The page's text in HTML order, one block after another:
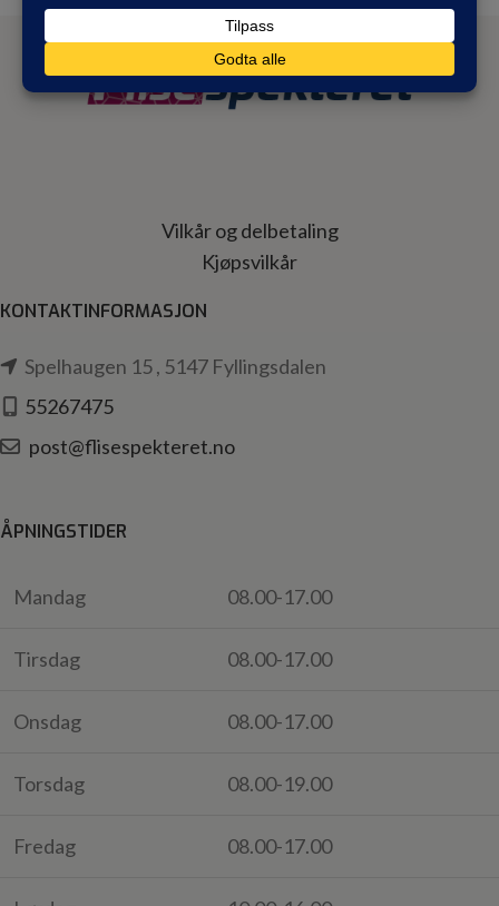
Vilkår og delbetaling
Kjøpsvilkår
KONTAKTINFORMASJON
Spelhaugen 15 , 5147 Fyllingsdalen
55267475
post@flisespekteret.no
ÅPNINGSTIDER
Mandag 08.00-17.00
Tirsdag 08.00-17.00
Onsdag 08.00-17.00
Torsdag 08.00-19.00
Fredag 08.00-17.00